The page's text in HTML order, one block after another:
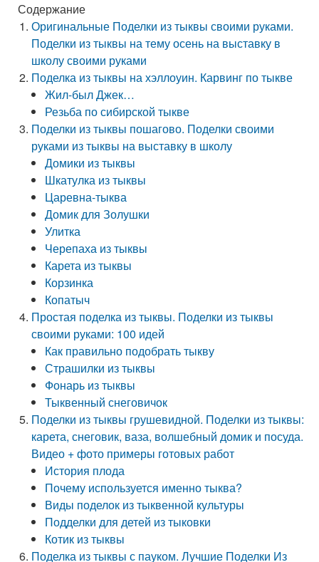
Содержание
Оригинальные Поделки из тыквы своими руками.
Поделки из тыквы на тему осень на выставку в
школу своими руками
Поделка из тыквы на хэллоуин. Карвинг по тыкве
Жил-был Джек…
Резьба по сибирской тыкве
Поделки из тыквы пошагово. Поделки своими
руками из тыквы на выставку в школу
Домики из тыквы
Шкатулка из тыквы
Царевна-тыква
Домик для Золушки
Улитка
Черепаха из тыквы
Карета из тыквы
Корзинка
Копатыч
Простая поделка из тыквы. Поделки из тыквы
своими руками: 100 идей
Как правильно подобрать тыкву
Страшилки из тыквы
Фонарь из тыквы
Тыквенный снеговичок
Поделки из тыквы грушевидной. Поделки из тыквы:
карета, снеговик, ваза, волшебный домик и посуда.
Видео + фото примеры готовых работ
История плода
Почему используется именно тыква?
Виды поделок из тыквенной культуры
Подделки для детей из тыковки
Котик из тыквы
Поделка из тыквы с пауком. Лучшие Поделки Из